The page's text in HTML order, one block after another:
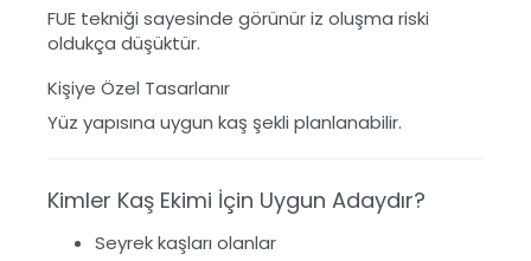
FUE tekniği sayesinde görünür iz oluşma riski
oldukça düşüktür.
Kişiye Özel Tasarlanır
Yüz yapısına uygun kaş şekli planlanabilir.
Kimler Kaş Ekimi İçin Uygun Adaydır?
Seyrek kaşları olanlar